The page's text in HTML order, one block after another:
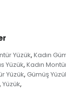
Yüzük, Kadın
Yüzük, Kadın
Yüzük, Gümüş
, Yüzük,